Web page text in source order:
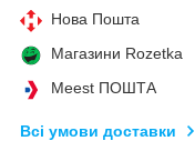
Нова Пошта
Магазини Rozetka
Meest ПОШТА
Всі умови доставки